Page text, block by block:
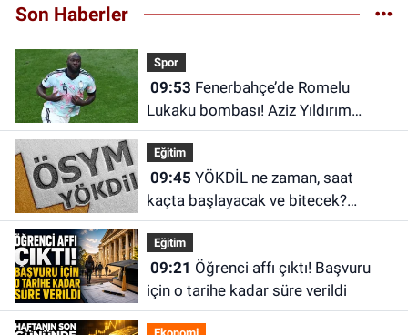
Son Haberler
Spor
09:53
Lukaku bombası! Aziz Yıldırım
devreye girdi
Eğitim
09:45
kaçta başlayacak ve bitecek?
YÖKDİL/2 sonuçları ne zaman
açıklanacak?
Eğitim
09:21
için o tarihe kadar süre verildi